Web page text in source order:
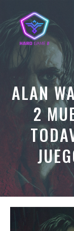
contenido
ALAN
2